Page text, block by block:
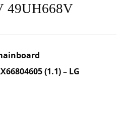
49UH668V
(1.1) – LG